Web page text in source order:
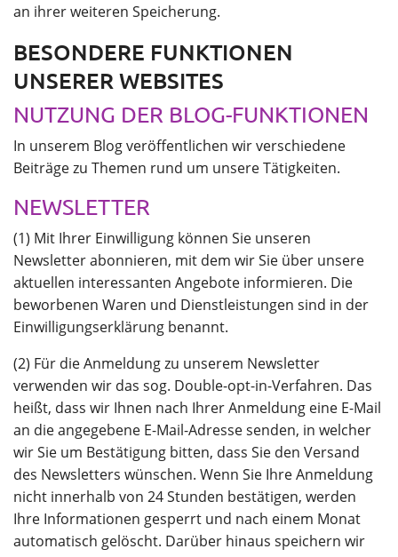
an ihrer weiteren Speicherung.
BESONDERE FUNKTIONEN
UNSERER WEBSITES
NUTZUNG DER BLOG-FUNKTIONEN
In unserem Blog veröffentlichen wir verschiedene
Beiträge zu Themen rund um unsere Tätigkeiten.
NEWSLETTER
(1) Mit Ihrer Einwilligung können Sie unseren
Newsletter abonnieren, mit dem wir Sie über unsere
aktuellen interessanten Angebote informieren. Die
beworbenen Waren und Dienstleistungen sind in der
Einwilligungserklärung benannt.
(2) Für die Anmeldung zu unserem Newsletter
verwenden wir das sog. Double-opt-in-Verfahren. Das
heißt, dass wir Ihnen nach Ihrer Anmeldung eine E-Mail
an die angegebene E-Mail-Adresse senden, in welcher
wir Sie um Bestätigung bitten, dass Sie den Versand
des Newsletters wünschen. Wenn Sie Ihre Anmeldung
nicht innerhalb von 24 Stunden bestätigen, werden
Ihre Informationen gesperrt und nach einem Monat
automatisch gelöscht. Darüber hinaus speichern wir